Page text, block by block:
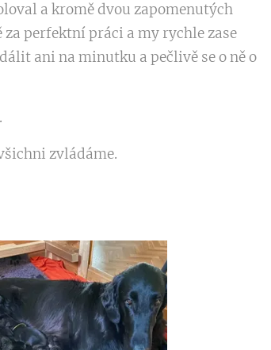
a kromě dvou zapomenutých
perfektní práci a my rychle zase
ani na minutku a pečlivě se o ně o
zvládáme.